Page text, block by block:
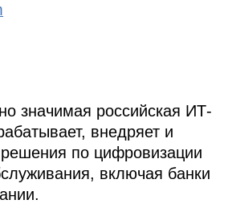
значимая российская ИТ-
внедряет и
по цифровизации
включая банки